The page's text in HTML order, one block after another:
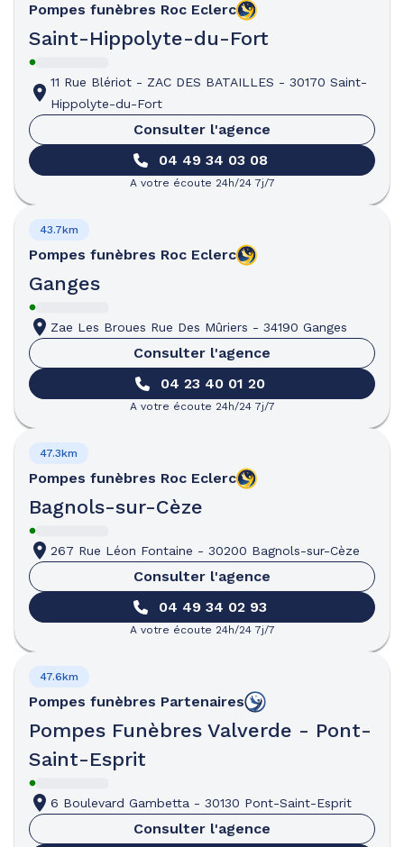
Pompes funèbres Roc Eclerc
Saint-Hippolyte-du-Fort
11 Rue Blériot - ZAC DES BATAILLES - 30170 Saint-
Hippolyte-du-Fort
Consulter l'agence
04 49 34 03 08
A votre écoute 24h/24 7j/7
Pompes funèbres Roc Eclerc
Ganges
43.7km
Zae Les Broues Rue Des Mûriers - 34190 Ganges
Consulter l'agence
04 23 40 01 20
A votre écoute 24h/24 7j/7
Pompes funèbres Roc Eclerc
Bagnols-sur-Cèze
47.3km
267 Rue Léon Fontaine - 30200 Bagnols-sur-Cèze
Consulter l'agence
04 49 34 02 93
A votre écoute 24h/24 7j/7
Pompes funèbres Partenaires
Pompes Funèbres Valverde - Pont-
Saint-Esprit
47.6km
6 Boulevard Gambetta - 30130 Pont-Saint-Esprit
Consulter l'agence